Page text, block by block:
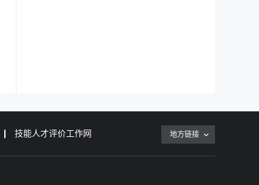
技能人才评价工作网 地方链接